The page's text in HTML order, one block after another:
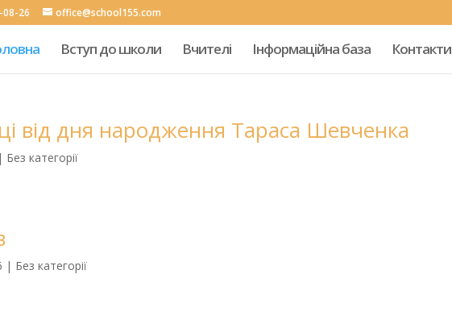
08-26 office@school155.com
Вступ до школи Вчителі Інформаційна база Контакти
від дня народження Тараса Шевченка
| Без категорії
| Без категорії